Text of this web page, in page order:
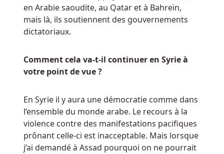
en Arabie saoudite, au Qatar et à Bahreïn,
mais là, ils soutiennent des gouvernements
dictatoriaux.
Comment cela va-t-il continuer en Syrie à
votre point de vue ?
En Syrie il y aura une démocratie comme dans
l’ensemble du monde arabe. Le recours à la
violence contre des manifestations pacifiques
prônant celle-ci est inacceptable. Mais lorsque
j’ai demandé à Assad pourquoi on ne pourrait